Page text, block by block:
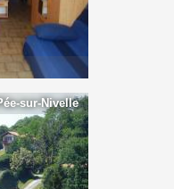
sur-Nivelle